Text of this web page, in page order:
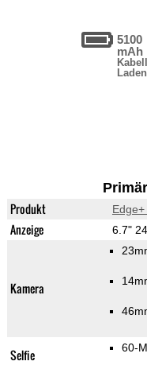
5100
mAh
Laden
Produkt
Anzeige 6.7"
Kamera
Selfie 60-